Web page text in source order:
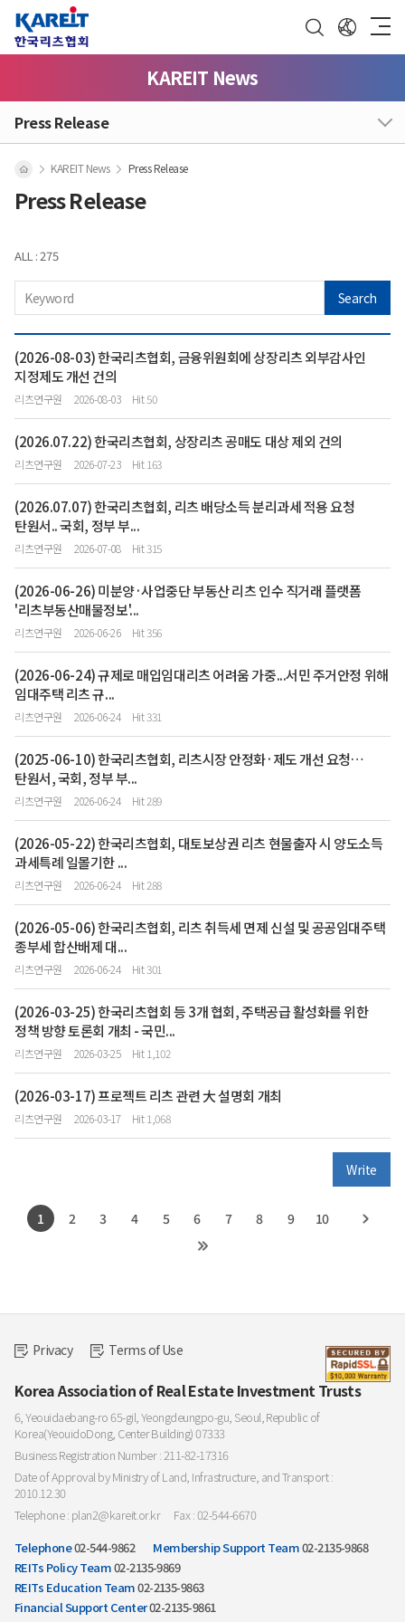
KAREIT News
Press Release
Press Release
KAREIT News Press Release
ALL : 275
Search
(2026-08-03) 한국리츠협회, 금융위원회에 상장리츠 외부감사인
지정제도 개선 건의
리츠연구원 2026-08-03 Hit 50
(2026.07.22) 한국리츠협회, 상장리츠 공매도 대상 제외 건의
리츠연구원 2026-07-23 Hit 163
(2026.07.07) 한국리츠협회, 리츠 배당소득 분리과세 적용 요청
탄원서.. 국회, 정부 부...
리츠연구원 2026-07-08 Hit 315
(2026-06-26) 미분양·사업중단 부동산 리츠 인수 직거래 플랫폼
'리츠부동산매물정보'...
리츠연구원 2026-06-26 Hit 356
(2026-06-24) 규제로 매입임대리츠 어려움 가중...서민 주거안정 위해
임대주택 리츠 규...
리츠연구원 2026-06-24 Hit 331
(2025-06-10) 한국리츠협회, 리츠시장 안정화·제도 개선 요청…
탄원서, 국회, 정부 부...
리츠연구원 2026-06-24 Hit 289
(2026-05-22) 한국리츠협회, 대토보상권 리츠 현물출자 시 양도소득
과세특례 일몰기한 ...
리츠연구원 2026-06-24 Hit 288
(2026-05-06) 한국리츠협회, 리츠 취득세 면제 신설 및 공공임대주택
종부세 합산배제 대...
리츠연구원 2026-06-24 Hit 301
(2026-03-25) 한국리츠협회 등 3개 협회, 주택공급 활성화를 위한
정책 방향 토론회 개최 - 국민...
리츠연구원 2026-03-25 Hit 1,102
(2026-03-17) 프로젝트 리츠 관련 大 설명회 개최
리츠연구원 2026-03-17 Hit 1,068
Write
1 2 3 4 5 6 7 8 9 10
Privacy Terms of Use
Korea Association of Real Estate Investment Trusts
6, Yeouidaebang-ro 65-gil, Yeongdeungpo-gu, Seoul, Republic of
Korea(YeouidoDong, Center Building) 07333
Business Registration Number : 211-82-17316
Date of Approval by Ministry of Land, Infrastructure, and Transport :
2010.12.30
Telephone : plan2@kareit.or.kr
Fax : 02-544-6670
Telephone02-544-9862 Membership Support Team02-2135-9868
REITs Policy Team02-2135-9869
REITs Education Team02-2135-9863
Financial Support Center02-2135-9861